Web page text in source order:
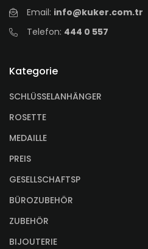
Email: info@kuker.com.tr
Telefon: 444 0 557
Kategorie
SCHLÜSSELANHÄNGER
ROSETTE
MEDAILLE
PREIS
GESELLSCHAFTSP
BÜROZUBEHÖR
ZUBEHÖR
BIJOUTERIE